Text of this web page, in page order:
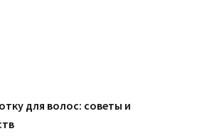
для волос: советы и